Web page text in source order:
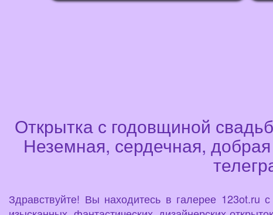
Открытка с годовщиной
Неземная, сердечная,
Здравствуйте! Вы находитесь в галерее 123ot.ru